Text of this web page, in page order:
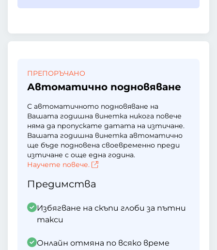
ПРЕПОРЪЧАНО
Автоматично подновяване
С автоматичното подновяване на
Вашата годишна винетка никога повече
няма да пропускате датата на изтичане.
Вашата годишна винетка автоматично
ще бъде подновена своевременно преди
изтичане с още една година.
Научете повече.
Предимства
Избягване на скъпи глоби за пътни
такси
Онлайн отмяна по всяко време